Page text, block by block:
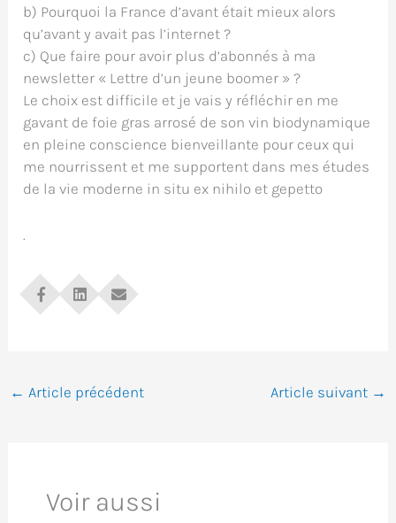
b) Pourquoi la France d’avant était mieux alors
qu’avant y avait pas l’internet ?
c) Que faire pour avoir plus d’abonnés à ma
newsletter « Lettre d’un jeune boomer » ?
Le choix est difficile et je vais y réfléchir en me
gavant de foie gras arrosé de son vin biodynamique
en pleine conscience bienveillante pour ceux qui
me nourrissent et me supportent dans mes études
de la vie moderne in situ ex nihilo et gepetto
.
← Article précédent Article suivant →
Voir aussi